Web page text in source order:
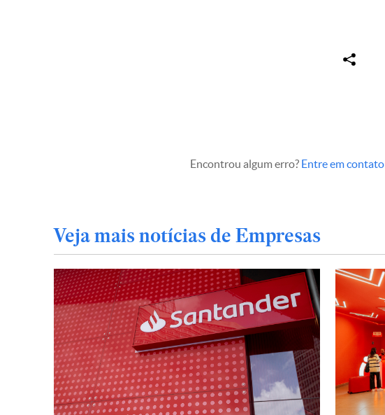
Encontrou algum erro? Entre em contato
Veja mais notícias de Empresas